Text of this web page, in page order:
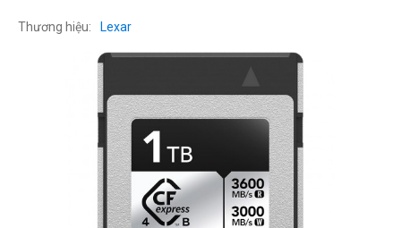
Thương hiệu Lexar